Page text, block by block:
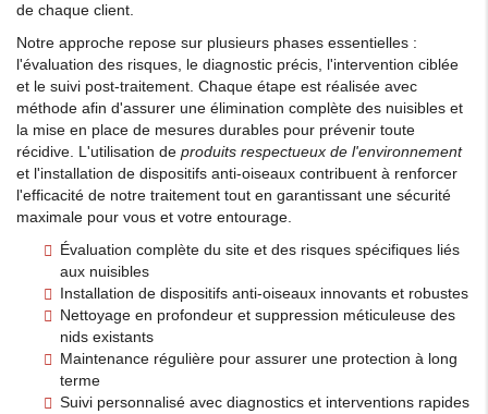
de chaque client.
Notre approche repose sur plusieurs phases essentielles :
l'évaluation des risques, le diagnostic précis, l'intervention ciblée
et le suivi post-traitement. Chaque étape est réalisée avec
méthode afin d'assurer une élimination complète des nuisibles et
la mise en place de mesures durables pour prévenir toute
récidive. L'utilisation de produits respectueux de l'environnement
et l'installation de dispositifs anti-oiseaux contribuent à renforcer
l'efficacité de notre traitement tout en garantissant une sécurité
maximale pour vous et votre entourage.
Évaluation complète du site et des risques spécifiques liés
aux nuisibles
Installation de dispositifs anti-oiseaux innovants et robustes
Nettoyage en profondeur et suppression méticuleuse des
nids existants
Maintenance régulière pour assurer une protection à long
terme
Suivi personnalisé avec diagnostics et interventions rapides